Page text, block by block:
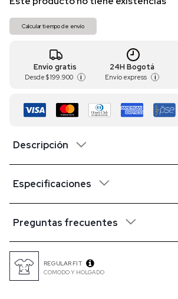
Calcular tiempo de envío
Envío gratis
Desde $ 199.900 i
24H Bogotá
Envío express i
Descripción
Especificaciones
Preguntas frecuentes
REGULAR FIT
COMODO Y HOLGADO